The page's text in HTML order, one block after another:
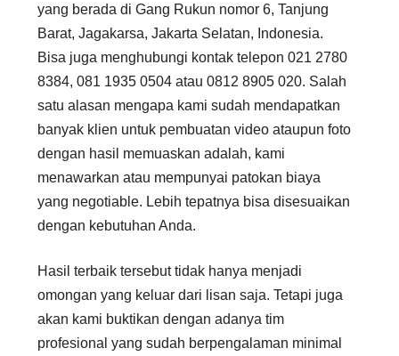
yang berada di Gang Rukun nomor 6, Tanjung
Barat, Jagakarsa, Jakarta Selatan, Indonesia.
Bisa juga menghubungi kontak telepon 021 2780
8384, 081 1935 0504 atau 0812 8905 020. Salah
satu alasan mengapa kami sudah mendapatkan
banyak klien untuk pembuatan video ataupun foto
dengan hasil memuaskan adalah, kami
menawarkan atau mempunyai patokan biaya
yang negotiable. Lebih tepatnya bisa disesuaikan
dengan kebutuhan Anda.
Hasil terbaik tersebut tidak hanya menjadi
omongan yang keluar dari lisan saja. Tetapi juga
akan kami buktikan dengan adanya tim
profesional yang sudah berpengalaman minimal